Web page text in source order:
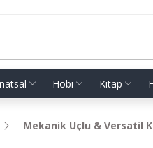
Hobi Kitap
Mekanik Uçlu & Versatil